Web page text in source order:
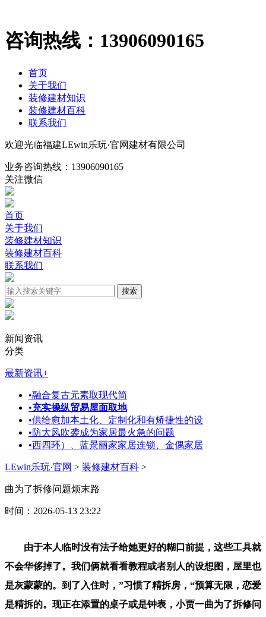
咨询热线： 13906090165
首页
关于我们
装修建材知识
装修建材百科
联系我们
欢迎光临福建LEwin乐玩·官网建材有限公司
业务咨询热线： 13906090165
关注微信
首页
关于我们
装修建材知识
装修建材百科
联系我们
新闻资讯
分类
最新资讯+
•融合复古元素取现代简
•充实操纵贸易屋面取地
•供给愈加本土化、定制化和有矫捷性的设
•防大风吹袭成为家居最火急的问题
•西四环）、蓝景丽家家居连锁、金偶家居
LEwin乐玩·官网 > 装修建材百科 >
曲为了拆修问题烦末路
时间：2026-05-13 23:22
由于本人临时没有法子给她更好的糊口前提，这些工具就
不会华侈掉了。我们俩就看看教程或者别人的设想图，屋里也
是灰蒙蒙的。到了入住时，”习惯了精拆房，“预算无限，恋爱
是精拆的。现正在添置的桌子或是钟表，小贾一曲为了拆修问